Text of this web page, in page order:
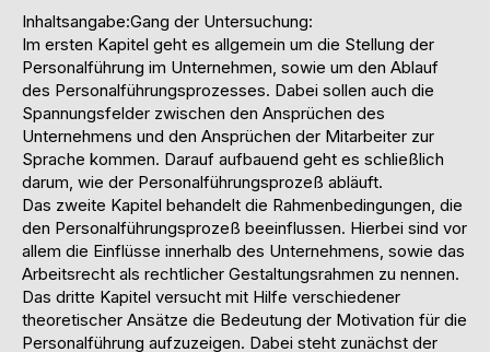
Inhaltsangabe:Gang der Untersuchung:
Im ersten Kapitel geht es allgemein um die Stellung der
Personalführung im Unternehmen, sowie um den Ablauf
des Personalführungsprozesses. Dabei sollen auch die
Spannungsfelder zwischen den Ansprüchen des
Unternehmens und den Ansprüchen der Mitarbeiter zur
Sprache kommen. Darauf aufbauend geht es schließlich
darum, wie der Personalführungsprozeß abläuft.
Das zweite Kapitel behandelt die Rahmenbedingungen, die
den Personalführungsprozeß beeinflussen. Hierbei sind vor
allem die Einflüsse innerhalb des Unternehmens, sowie das
Arbeitsrecht als rechtlicher Gestaltungsrahmen zu nennen.
Das dritte Kapitel versucht mit Hilfe verschiedener
theoretischer Ansätze die Bedeutung der Motivation für die
Personalführung aufzuzeigen. Dabei steht zunächst der